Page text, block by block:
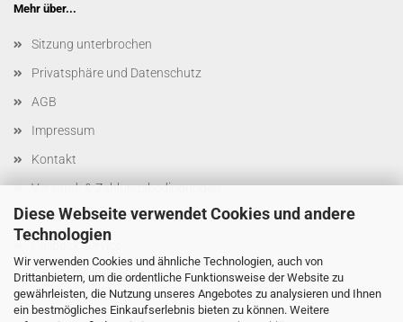
Diese Webseite verwendet Cookies und andere
Technologien
Wir verwenden Cookies und ähnliche Technologien, auch von
Drittanbietern, um die ordentliche Funktionsweise der Website zu
gewährleisten, die Nutzung unseres Angebotes zu analysieren und Ihnen
ein bestmögliches Einkaufserlebnis bieten zu können. Weitere
Mehr über...
Sitzung unterbrochen
Privatsphäre und Datenschutz
AGB
Impressum
Kontakt
Versand- & Zahlungsbedingungen
Widerrufsrecht & Muster-Widerrufsformular
Callback Service
Cookie Einstellungen